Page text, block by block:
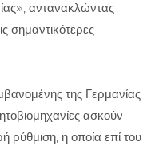
αντανακλώντας
σημαντικότερες
της Γερμανίας
ασκούν
ρύθμιση, η οποία επί του